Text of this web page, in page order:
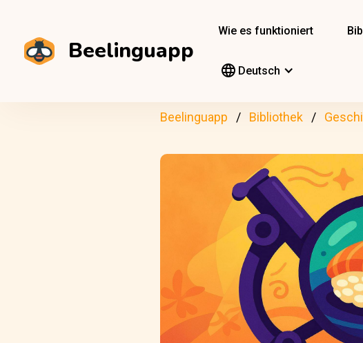
Beelinguapp
Wie es funktioniert
Deutsch
Beelinguapp Bibliothek